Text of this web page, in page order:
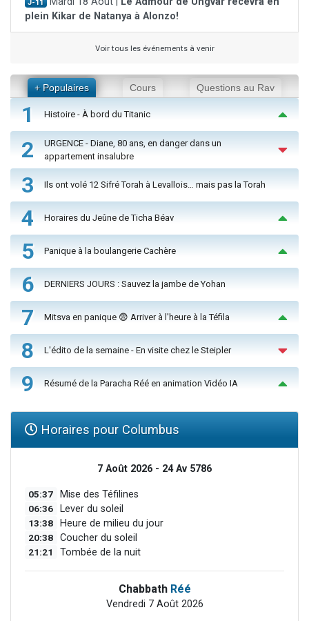
J-11
plein Kikar de Natanya à Alonzo!
Voir tous les événements à venir
+ Populaires Cours Questions au Rav
1 Histoire - À bord du Titanic
2
URGENCE - Diane, 80 ans, en danger dans un
appartement insalubre
3 Ils ont volé 12 Sifré Torah à Levallois… mais pas la Torah
4 Horaires du Jeûne de Ticha Béav
5 Panique à la boulangerie Cachère
6 DERNIERS JOURS : Sauvez la jambe de Yohan
7 Mitsva en panique 😨 Arriver à l'heure à la Téfila
8 L'édito de la semaine - En visite chez le Steipler
9 Résumé de la Paracha Réé en animation Vidéo IA
Horaires pour Columbus
7 Août 2026 - 24 Av 5786
05:37 Mise des Téfilines
06:36 Lever du soleil
13:38 Heure de milieu du jour
20:38 Coucher du soleil
21:21 Tombée de la nuit
Chabbath Réé
Vendredi 7 Août 2026